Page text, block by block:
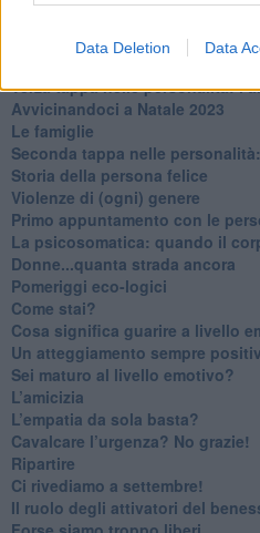
Data Deletion Data
​Nuovi arrivi!
​Iniziamo l’anno con il piede giusto
​Terza tappa nelle personalità:
​Avvicinandoci a Natale 2023
Le famiglie
Seconda tappa nelle
​Storia della persona felice
Violenze di (ogni) genere
​Primo appuntamento con le
La psicosomatica: quando il
Donne...quanta strada ancora
​Pomeriggi eco-logici
​Come stai?
Cosa significa guarire a livello
​Un atteggiamento sempre
​Sei maturo al livello emotivo?
​L’amicizia
​L’empatia da sola basta?
​Cavalcare l’urgenza? No grazie!
Ripartire
​Ci rivediamo a settembre!
​Il ruolo degli attivatori del